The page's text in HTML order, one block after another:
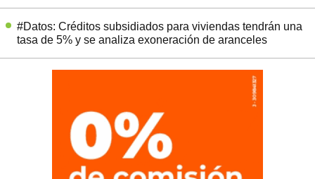
#Datos: Créditos subsidiados para viviendas tendrán una
tasa de 5% y se analiza exoneración de aranceles